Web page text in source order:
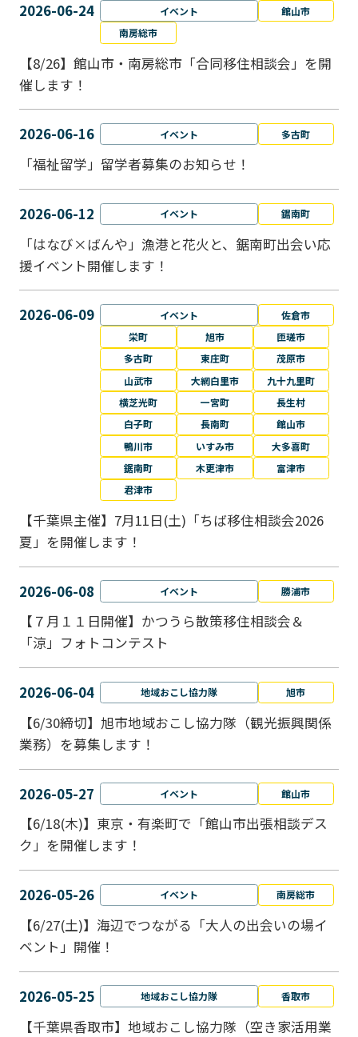
2026-06-24 イベント
館山市
南房総市
【8/26】館山市・南房総市「合同移住相談会」を開
催します！
2026-06-16 イベント 多古町
「福祉留学」留学者募集のお知らせ！
2026-06-12 イベント 鋸南町
「はなび×ばんや」漁港と花火と、鋸南町出会い応
援イベント開催します！
2026-06-09 イベント
佐倉市
栄町
旭市
匝瑳市
多古町
東庄町
茂原市
山武市
大網白里市
九十九里町
横芝光町
一宮町
長生村
白子町
長南町
館山市
鴨川市
いすみ市
大多喜町
鋸南町
木更津市
富津市
君津市
【千葉県主催】7月11日(土)「ちば移住相談会2026
夏」を開催します！
2026-06-08 イベント 勝浦市
【７月１１日開催】かつうら散策移住相談会＆
「涼」フォトコンテスト
2026-06-04 地域おこし協力隊 旭市
【6/30締切】旭市地域おこし協力隊（観光振興関係
業務）を募集します！
2026-05-27 イベント 館山市
【6/18(木)】東京・有楽町で「館山市出張相談デス
ク」を開催します！
2026-05-26 イベント 南房総市
【6/27(土)】海辺でつながる「大人の出会いの場イ
ベント」開催！
2026-05-25 地域おこし協力隊 香取市
【千葉県香取市】地域おこし協力隊（空き家活用業